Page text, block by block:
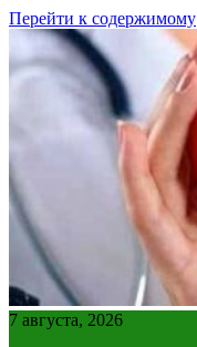
Перейти к содержимому
7 августа, 2026